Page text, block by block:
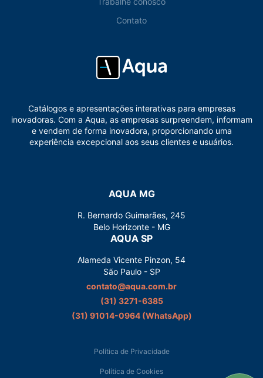
Contato
Catálogos e apresentações interativas para empresas
inovadoras. Com a Aqua, as empresas surpreendem, informam
e vendem de forma inovadora, proporcionando uma
experiência excepcional aos seus clientes e usuários.
AQUA MG
R. Bernardo Guimarães, 245
Belo Horizonte - MG
AQUA SP
Alameda Vicente Pinzon, 54
São Paulo - SP
contato@aqua.com.br
(31) 3271-6385
(31) 91014-0964‬ (WhatsApp)
Política de Privacidade
Política de Cookies